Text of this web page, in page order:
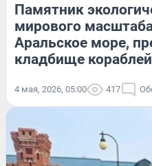
Памятник
мирового
Аральское море,
кладбище кораблей
4 мая, 2026, 05:00 417